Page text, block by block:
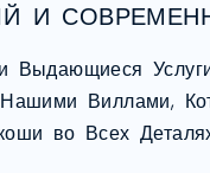
И
Выдающиеся
Виллами,
во Всех